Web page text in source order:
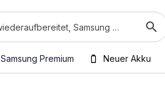
Samsung Premium Neuer Akku